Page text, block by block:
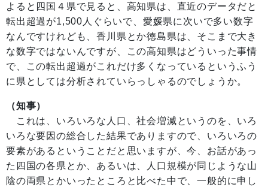
よると四国４県で見ると、高知県は、直近のデータだと
転出超過が1,500人ぐらいで、愛媛県に次いで多い数字
なんですけれども、香川県とか徳島県は、そこまで大き
な数字ではないんですが、この高知県はどういった事情
で、この転出超過がこれだけ多くなっているというふう
に県としては分析されていらっしゃるのでしょうか。
（知事）
これは、いろいろな人口、社会増減というのを、いろ
いろな要因の総合した結果でありますので、いろいろの
要素があるということだと思いますが、今、お話があっ
た四国の各県とか、あるいは、人口規模が同じような山
陰の両県とかいったところと比べた中で、一般的に申し